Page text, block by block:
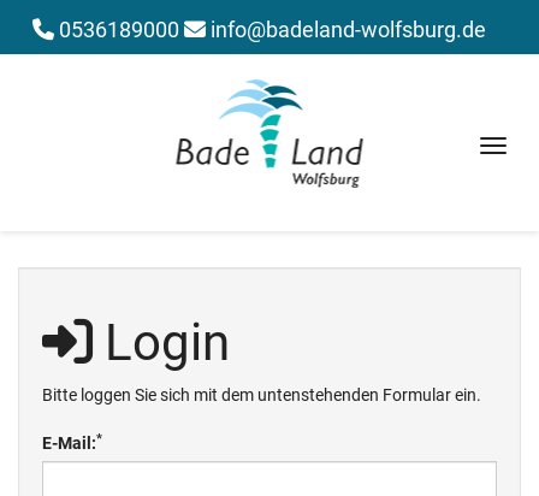
0536189000 info@badeland-wolfsburg.de
Menü
Login
Bitte loggen Sie sich mit dem untenstehenden Formular ein.
E-Mail:*